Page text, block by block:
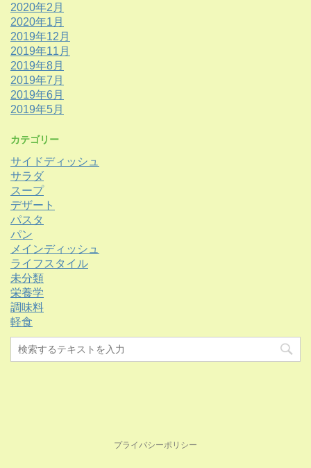
2020年2月
2020年1月
2019年12月
2019年11月
2019年8月
2019年7月
2019年6月
2019年5月
カテゴリー
サイドディッシュ
サラダ
スープ
デザート
パスタ
パン
メインディッシュ
ライフスタイル
未分類
栄養学
調味料
軽食
プライバシーポリシー